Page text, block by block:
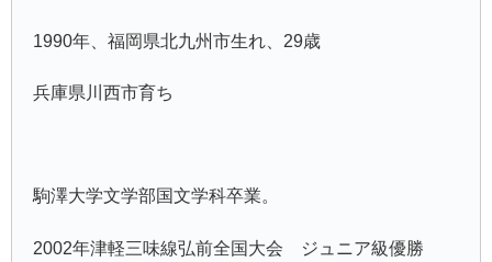
1990年、福岡県北九州市生れ、29歳
兵庫県川西市育ち
駒澤大学文学部国文学科卒業。
2002年津軽三味線弘前全国大会 ジュニア級優勝